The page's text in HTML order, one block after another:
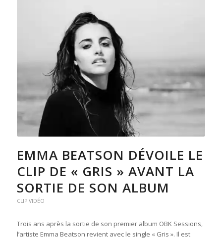
EMMA BEATSON DÉVOILE LE
CLIP DE « GRIS » AVANT LA
SORTIE DE SON ALBUM
CLIP VIDÉO
Trois ans après la sortie de son premier album OBK Sessions,
l’artiste Emma Beatson revient avec le single « Gris ». Il est